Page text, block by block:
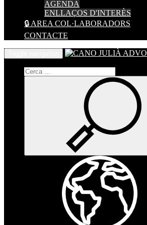
AGENDA
ENLLAÇOS D'INTERÈS
🔒 AREA COL·LABORADORS
CONTACTE